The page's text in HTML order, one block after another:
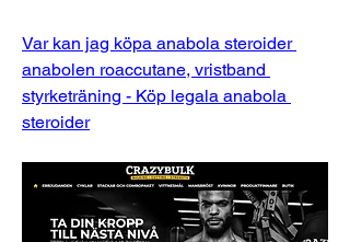
Var kan jag köpa anabola steroider
anabolen roaccutane, vristband
styrketräning - Köp legala anabola
steroider